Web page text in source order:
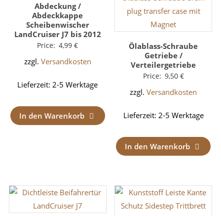
Abdeckung /
Abdeckkappe
Scheibenwischer
LandCruiser J7 bis 2012
Price: 4,99€
zzgl. Versandkosten
Lieferzeit: 2-5 Werktage
In den Warenkorb
Ölablass-Schraube
Getriebe /
Verteilergetriebe
Price: 9,50 €
zzgl.Versandkosten
Lieferzeit: 2-5 Werktage
In den Warenkorb